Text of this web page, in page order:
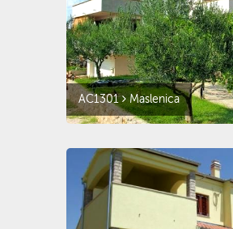
AC1301 Maslenica